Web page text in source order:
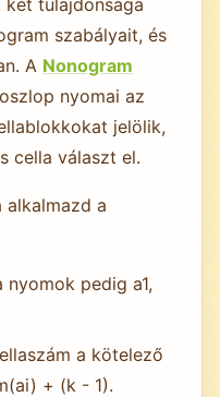
szabályait, és
A Nonogram
nyomai az
jelölik,
cella választ el.
alkalmazd a
nyomok pedig a1,
a kötelező
+ (k - 1).